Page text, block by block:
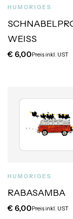
HUMORIGES
WEISS
€ 6,00Preis inkl. UST
HUMORIGES
RABASAMBA
€ 6,00Preis inkl. UST